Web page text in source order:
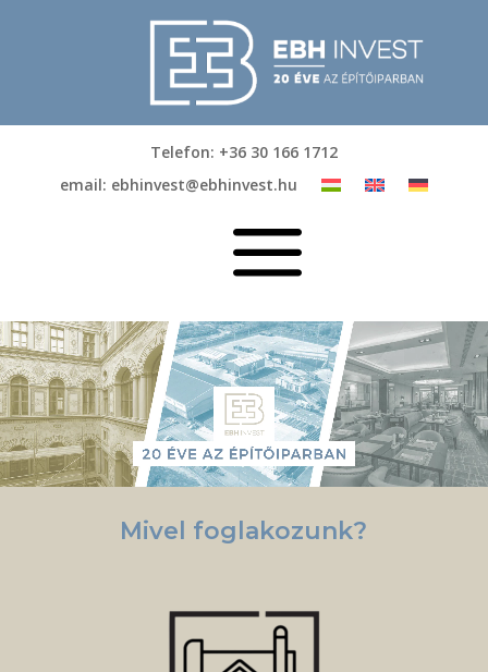
Telefon: +36 30 166 1712
email: ebhinvest@ebhinvest.hu
a
Mivel foglakozunk?